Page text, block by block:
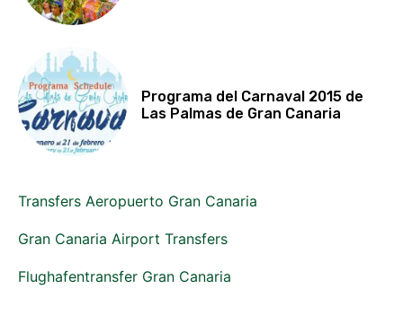
Programa del Carnaval 2015 de
Las Palmas de Gran Canaria
Transfers Aeropuerto Gran Canaria
Gran Canaria Airport Transfers
Flughafentransfer Gran Canaria